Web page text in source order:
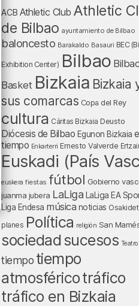
ACB Athletic Club Athletic
de Bilbao ayuntamiento de Bilbao
baloncesto Barakaldo Basauri BEC
Exhibition Center) Bilbao
Basket Bizkaia Bizkaia
sus comarcas Copa del Rey
cultura Cáritas Bizkaia Deusto
Diócesis de Bilbao Egunon Bizkaia
tiempo Enkarterri Ernesto Valverde
Euskadi (País
euskera fiestas fútbol Gobierno
juanma jubera LaLiga LaLiga EA
Liga Endesa música noticias
planes Política religión San
sociedad sucesos
tiempo tiempo
atmosféricotráfico
tráfico en Bizkaia